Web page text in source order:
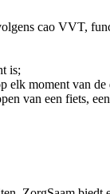
cao VVT,
is;
moment van
van een fiets,